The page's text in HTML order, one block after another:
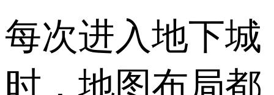
每次进入地下城
时，地图布局都